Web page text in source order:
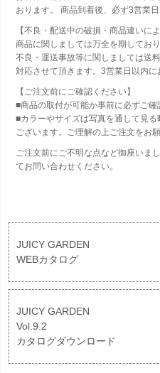
おります。 商品到着後、必ず3営業
【不良・配送中の破損・商品違いに
商品に関しましては万全を期してお
不良・運送事故等に関しましては送
対応させて頂きます。3営業日以内に
【ご注文前にご確認ください】
■商品の取付が可能か事前に必ずご確
■カラーやサイズは写真を通して見
ございます。ご理解の上ご注文をお願
ご注文前にご不明な点など御座いま
てお問い合わせください。
JUICY GARDEN
WEBカタログ
JUICY GARDEN
Vol.9.2
カタログダウンロード